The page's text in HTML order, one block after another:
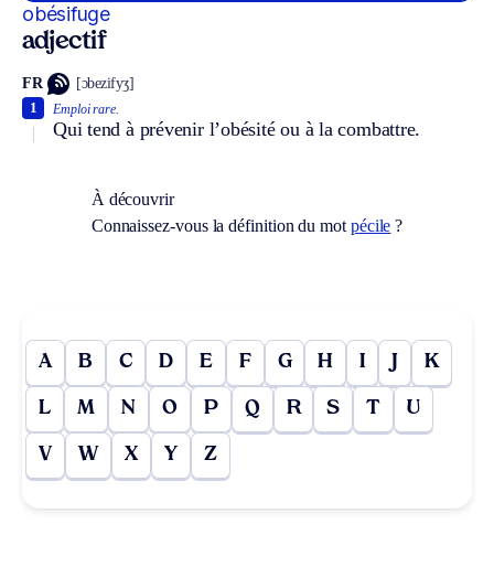
obésifuge
adjectif
FR [ɔbezifyʒ]
Emploi rare.
Qui tend à prévenir l’obésité ou à la combattre.
1
À découvrir
Connaissez-vous la définition du mot pécile ?
A B C D E F G H I J K
L M N O P Q R S T U
V W X Y Z